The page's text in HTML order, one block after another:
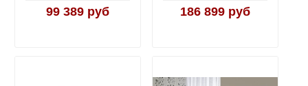
99 389 руб 186 899 руб